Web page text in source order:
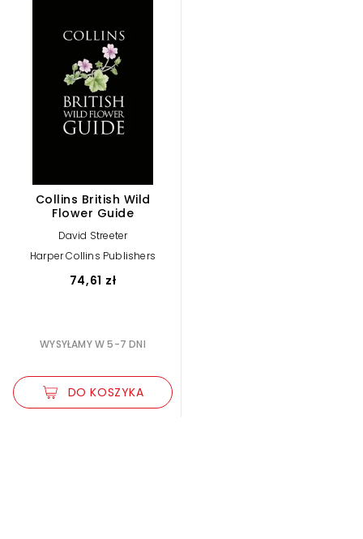
Collins British Wild
Flower Guide
David Streeter
Harper Collins Publishers
74,61 zł
WYSYŁAMY W 5-7 DNI
DO KOSZYKA